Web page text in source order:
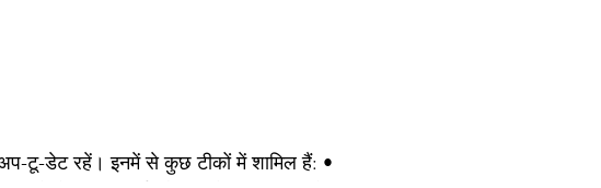
अप-टू-डेट रहें। इनमें से कुछ टीकों में शामिल हैं: •